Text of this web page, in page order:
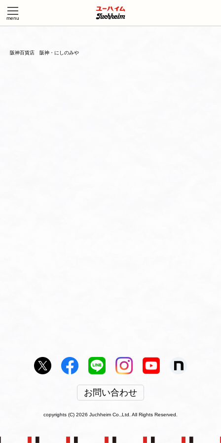
阪神百貨店 阪神・にしのみや
お問い合わせ
copyrights (C) 2026 Juchheim Co.,Ltd. All Rights Reserved.